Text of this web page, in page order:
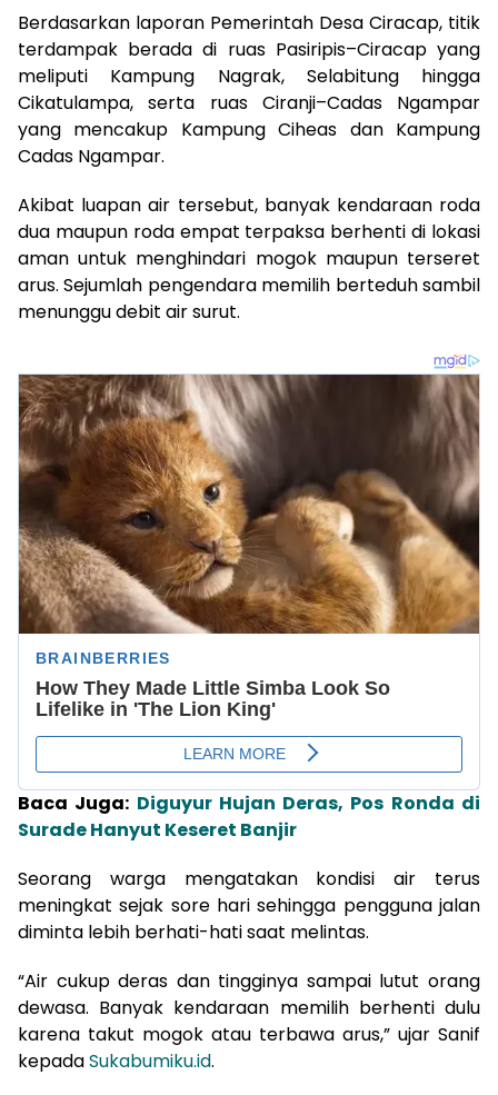
Berdasarkan laporan Pemerintah Desa Ciracap, titik
terdampak berada di ruas Pasiripis–Ciracap yang
meliputi Kampung Nagrak, Selabitung hingga
Cikatulampa, serta ruas Ciranji–Cadas Ngampar
yang mencakup Kampung Ciheas dan Kampung
Cadas Ngampar.
Akibat luapan air tersebut, banyak kendaraan roda
dua maupun roda empat terpaksa berhenti di lokasi
aman untuk menghindari mogok maupun terseret
arus. Sejumlah pengendara memilih berteduh sambil
menunggu debit air surut.
Baca Juga: Diguyur Hujan Deras, Pos Ronda di
Surade Hanyut Keseret Banjir
Seorang warga mengatakan kondisi air terus
meningkat sejak sore hari sehingga pengguna jalan
diminta lebih berhati-hati saat melintas.
“Air cukup deras dan tingginya sampai lutut orang
dewasa. Banyak kendaraan memilih berhenti dulu
karena takut mogok atau terbawa arus,” ujar Sanif
kepadaSukabumiku.id.